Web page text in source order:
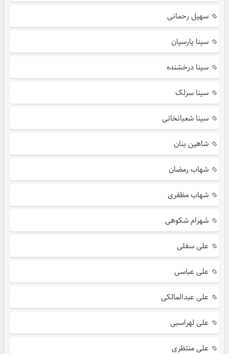
سهیل رحمانی
سینا پارسیان
سینا درخشنده
سینا سرلک
سینا شعبانخانی
شاهین بنان
شهاب رمضان
شهاب مظفری
شهرام شکوهی
علی سفلی
علی عباسی
علی عبدالمالکی
علی لهراسبی
علی منتظری